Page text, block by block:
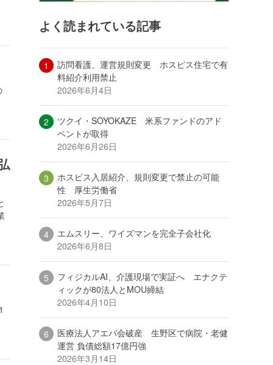
よく読まれている記事
訪問看護、運営規則変更 ホスピス住宅で有
料紹介利用禁止
2026年6月4日
ツクイ・SOYOKAZE 米系ファンドのアド
ベントが取得
2026年6月26日
ホスピス入居紹介、規則変更で禁止の可能
性 厚生労働省
2026年5月7日
エムスリー、ワイズマンを完全子会社化
2026年6月8日
フィジカルAI、介護現場で実証へ エナクテ
ィックが80法人とMOU締結
2026年4月10日
医療法人アエバ会破産 生野区で病院・老健
運営 負債総額17億円強
2026年3月14日